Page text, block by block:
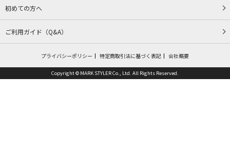
初めての方へ
ご利用ガイド（Q&A）
プライバシーポリシー 特定商取引法に基づく表記 会社概要
Copyright © MARK STYLER Co., Ltd. All Rights Reserved.